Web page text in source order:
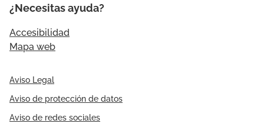
¿Necesitas ayuda?
Accesibilidad
Mapa web
Aviso Legal
Aviso de protección de datos
Aviso de redes sociales